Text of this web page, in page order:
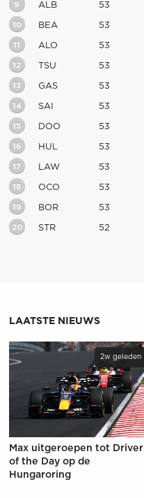
9 ALB 53
10 BEA 53
11 ALO 53
12 TSU 53
13 GAS 53
14 SAI 53
15 DOO 53
16 HUL 53
17 LAW 53
18 OCO 53
19 BOR 53
20 STR 52
LAATSTE NIEUWS
2w geleden
Max uitgeroepen tot Driver
of the Day op de
Hungaroring